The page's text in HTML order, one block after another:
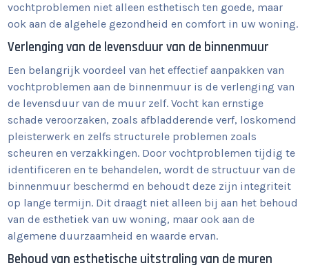
vochtproblemen niet alleen esthetisch ten goede, maar
ook aan de algehele gezondheid en comfort in uw woning.
Verlenging van de levensduur van de binnenmuur
Een belangrijk voordeel van het effectief aanpakken van
vochtproblemen aan de binnenmuur is de verlenging van
de levensduur van de muur zelf. Vocht kan ernstige
schade veroorzaken, zoals afbladderende verf, loskomend
pleisterwerk en zelfs structurele problemen zoals
scheuren en verzakkingen. Door vochtproblemen tijdig te
identificeren en te behandelen, wordt de structuur van de
binnenmuur beschermd en behoudt deze zijn integriteit
op lange termijn. Dit draagt niet alleen bij aan het behoud
van de esthetiek van uw woning, maar ook aan de
algemene duurzaamheid en waarde ervan.
Behoud van esthetische uitstraling van de muren